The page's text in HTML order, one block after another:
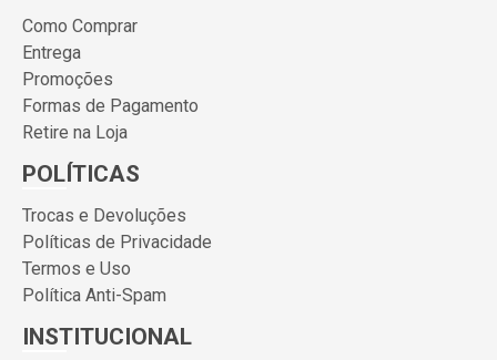
Como Comprar
Entrega
Promoções
Formas de Pagamento
Retire na Loja
POLÍTICAS
Trocas e Devoluções
Políticas de Privacidade
Termos e Uso
Política Anti-Spam
INSTITUCIONAL